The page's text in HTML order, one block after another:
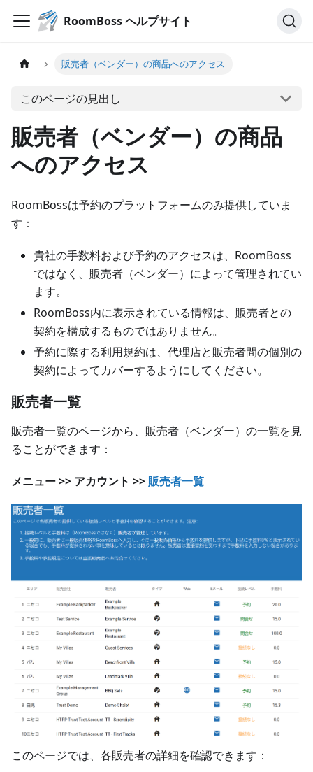
RoomBoss ヘルプサイト
販売者（ベンダー）の商品へのアクセス
このページの見出し
販売者（ベンダー）の商品
へのアクセス
RoomBossは予約のプラットフォームのみ提供していま
す：
貴社の手数料および予約のアクセスは、RoomBoss
ではなく、販売者（ベンダー）によって管理されてい
ます。
RoomBoss内に表示されている情報は、販売者との
契約を構成するものではありません。
予約に際する利用規約は、代理店と販売者間の個別の
契約によってカバーするようにしてください。
販売者一覧
販売者一覧のページから、販売者（ベンダー）の一覧を見
ることができます：
メニュー >> アカウント >> 販売者一覧
このページでは、各販売者の詳細を確認できます：